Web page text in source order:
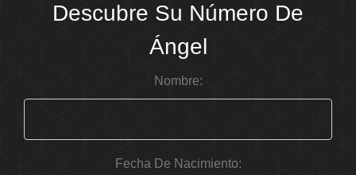
Descubre Su Número De
Ángel
Nombre:
Fecha De Nacimiento: